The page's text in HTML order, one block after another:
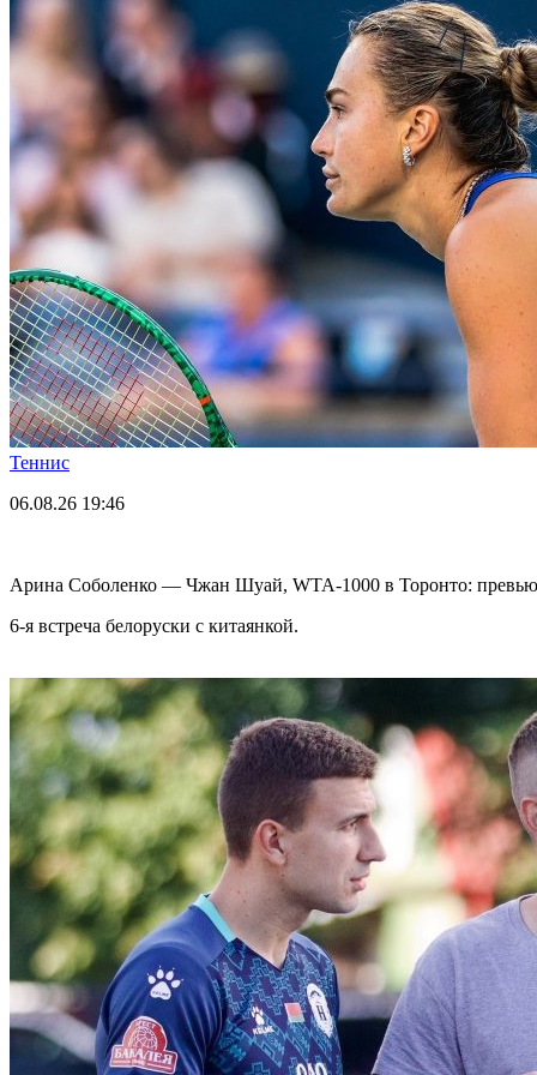
Теннис
06.08.26 19:46
Арина Соболенко — Чжан Шуай, WTA-1000 в Торонто: превью
6-я встреча белоруски с китаянкой.